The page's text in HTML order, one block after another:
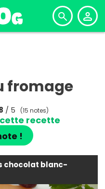
fromage
/ 5 (15 notes)
recette
!
chocolat blanc-